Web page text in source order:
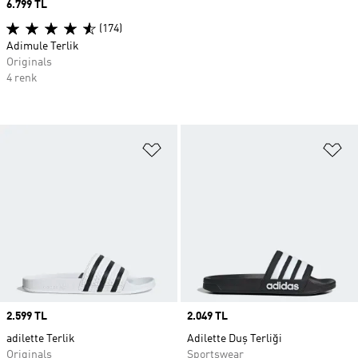
Price
2.599 TL
adilette Terlik
Originals
Price
2.049 TL
Adilette Duş Terliği
Sportswear
Price
6.799 TL
(174)
Adimule Terlik
Originals
4 renk